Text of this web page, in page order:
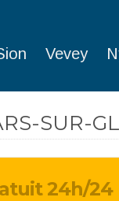
Vevey
SUR-
24h/24